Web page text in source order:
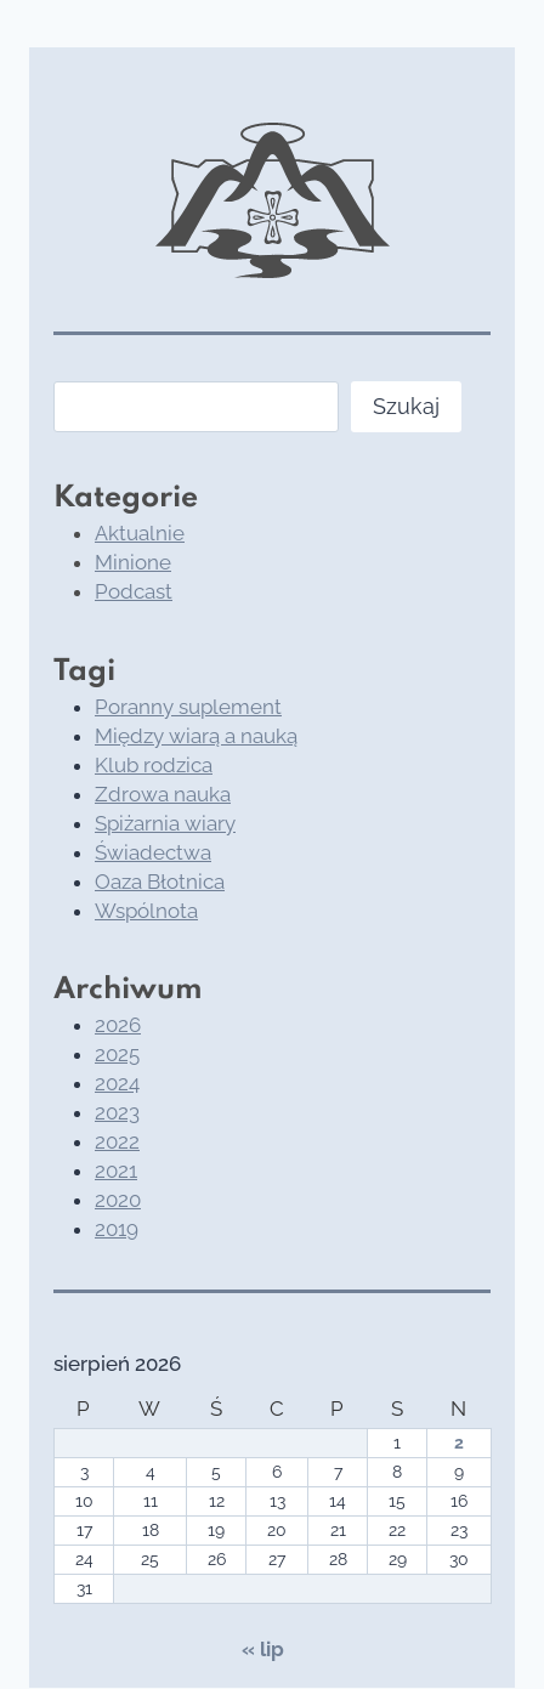
Szukaj
Kategorie
Aktualnie
Minione
Podcast
Tagi
Poranny suplement
Między wiarą a nauką
Klub rodzica
Zdrowa nauka
Spiżarnia wiary
Świadectwa
Oaza Błotnica
Wspólnota
Archiwum
2026
2025
2024
2023
2022
2021
2020
2019
sierpień 2026
P
W Ś C P S N
1
2
3
4 5 6 7 8
9
10
11 12 13 14 15
16
17
18 19 20 21 22
23
24
25 26 27 28 29
30
31
« lip